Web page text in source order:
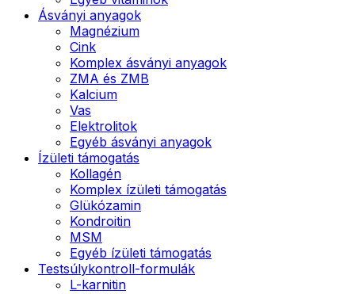
Ásványi anyagok
Magnézium
Cink
Komplex ásványi anyagok
ZMA és ZMB
Kalcium
Vas
Elektrolitok
Egyéb ásványi anyagok
Ízületi támogatás
Kollagén
Komplex ízületi támogatás
Glükózamin
Kondroitin
MSM
Egyéb ízületi támogatás
Testsúlykontroll-formulák
L-karnitin